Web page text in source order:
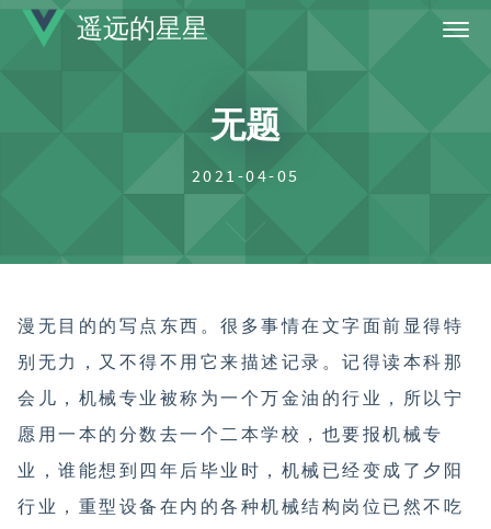
遥远的星星
标签
归档
无题
2021-04-05
漫无目的的写点东西。很多事情在文字面前显得特
别无力，又不得不用它来描述记录。记得读本科那
会儿，机械专业被称为一个万金油的行业，所以宁
愿用一本的分数去一个二本学校，也要报机械专
业，谁能想到四年后毕业时，机械已经变成了夕阳
行业，重型设备在内的各种机械结构岗位已然不吃